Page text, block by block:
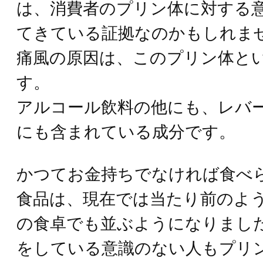
は、消費者のプリン体に対する
てきている証拠なのかもしれま
痛風の原因は、このプリン体と
す。
アルコール飲料の他にも、レバ
にも含まれている成分です。
かつてお金持ちでなければ食べ
食品は、現在では当たり前のよ
の食卓でも並ぶようになりまし
をしている意識のない人もプリ